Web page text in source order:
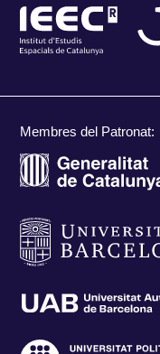
Membres del Patronat: